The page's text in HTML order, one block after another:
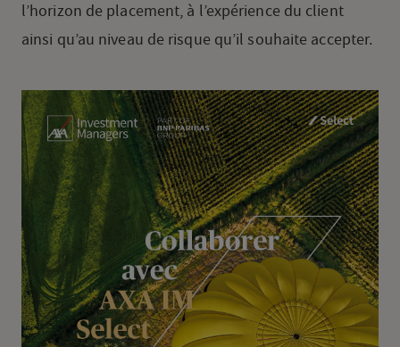
l’horizon de placement, à l’expérience du client
ainsi qu’au niveau de risque qu’il souhaite accepter.